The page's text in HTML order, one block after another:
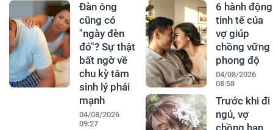
Đàn ông
cũng có
"ngày đèn
đỏ"? Sự thật
bất ngờ về
chu kỳ tâm
sinh lý phái
mạnh
04/08/2026
09:27
6 hành động
tinh tế của
vợ giúp
chồng vững
phong độ
04/08/2026
08:58
Trước khi đi
ngủ, vợ